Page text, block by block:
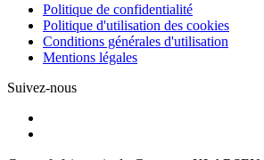
Politique de confidentialité
Politique d'utilisation des cookies
Conditions générales d'utilisation
Mentions légales
Suivez-nous